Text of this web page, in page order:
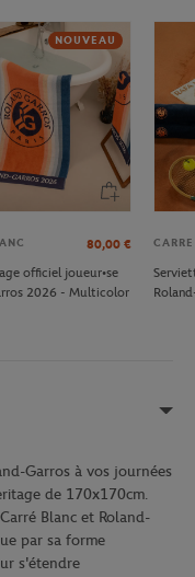
NOUVEAU
80,00 €
officiel joueur•se
2026 - Multicolor
Garros à vos journées
de 170x170cm.
Blanc et Roland-
par sa forme
s'étendre